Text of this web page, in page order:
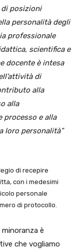
posizioni
personalità degli
professionale
scientifica e
docente è intesa
di
alla
alla
processo e alla
loro personalità”
di recepire
con i medesimi
personale
di protocollo.
minoranza è
che vogliamo